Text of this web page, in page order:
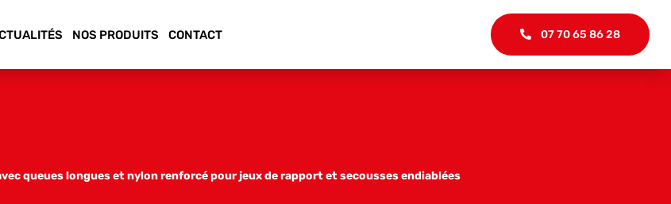
NOS PRODUITS CONTACT 07 70 65 86 28
queues longues et nylon renforcé pour jeux de rapport et secousses endiablées